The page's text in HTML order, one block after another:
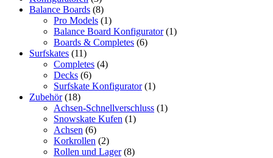
Balance Boards (8)
Pro Models (1)
Balance Board Konfigurator (1)
Boards & Completes (6)
Surfskates (11)
Completes (4)
Decks (6)
Surfskate Konfigurator (1)
Zubehör (18)
Achsen-Schnellverschluss (1)
Snowskate Kufen (1)
Achsen (6)
Korkrollen (2)
Rollen und Lager (8)